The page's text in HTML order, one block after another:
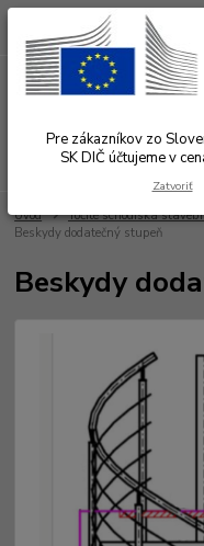
Po-Čt 7.00 - 16.00 hod. Pá 7.00 -
Úvod Točité schodiská
Beskydy dodatečný stupeň
Beskydy
Pre zákazníkov zo
SK DIČ účtujeme v
Zatvoriť